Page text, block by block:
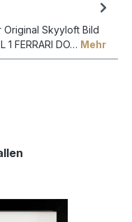
Original Skyyloft Bild
FERRARI DO… Mehr